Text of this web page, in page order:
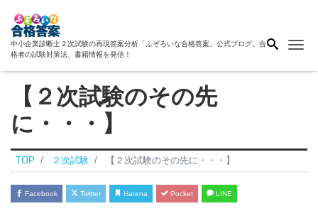
中小企業診断士２次試験の再現答案分析「ふぞろいな合格答案」公式ブログ。合
格者の試験対策法、書籍情報を発信！
【２次試験のその先
に・・・】
TOP ２次試験 【２次試験のその先に・・・】
Facebook Twitter Hatena Pocket LINE